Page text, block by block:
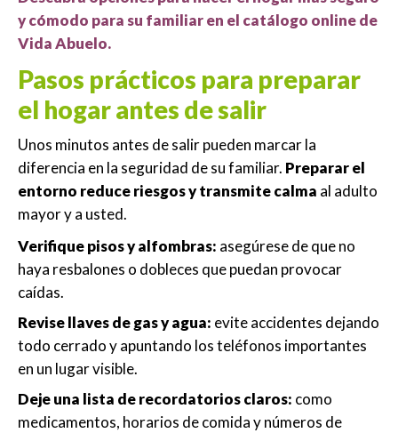
y cómodo para su familiar en el catálogo online de
Vida Abuelo.
Pasos prácticos para preparar
el hogar antes de salir
Unos minutos antes de salir pueden marcar la
diferencia en la seguridad de su familiar. Preparar el
entorno reduce riesgos y transmite calma al adulto
mayor y a usted.
Verifique pisos y alfombras: asegúrese de que no
haya resbalones o dobleces que puedan provocar
caídas.
Revise llaves de gas y agua: evite accidentes dejando
todo cerrado y apuntando los teléfonos importantes
en un lugar visible.
Deje una lista de recordatorios claros: como
medicamentos, horarios de comida y números de